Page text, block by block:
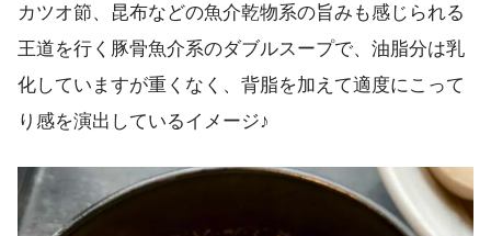
カツオ節、昆布などの魚介乾物系の旨みも感じられる
王道を行く豚骨魚介系のダブルスープで、油脂分は乳
化していますが重くなく、背脂を加えて適度にこって
り感を演出しているイメージ♪